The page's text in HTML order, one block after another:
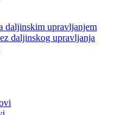
daljinskim upravljanjem
daljinskog upravljanja